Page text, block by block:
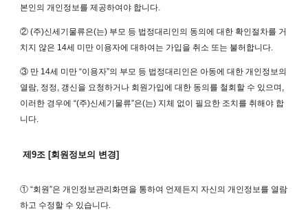
본인의 개인정보를 제공하여야 합니다.
② (주)신세기물류은(는) 부모 등 법정대리인의 동의에 대한 확인절차를 거
치지 않은 14세 미만 이용자에 대하여는 가입을 취소 또는 불허합니다.
③ 만 14세 미만 “이용자”의 부모 등 법정대리인은 아동에 대한 개인정보의
열람, 정정, 갱신을 요청하거나 회원가입에 대한 동의를 철회할 수 있으며,
이러한 경우에 “(주)신세기물류”은(는) 지체 없이 필요한 조치를 취해야 합
니다.
제9조 [회원정보의 변경]
① “회원”은 개인정보관리화면을 통하여 언제든지 자신의 개인정보를 열람
하고 수정할 수 있습니다.